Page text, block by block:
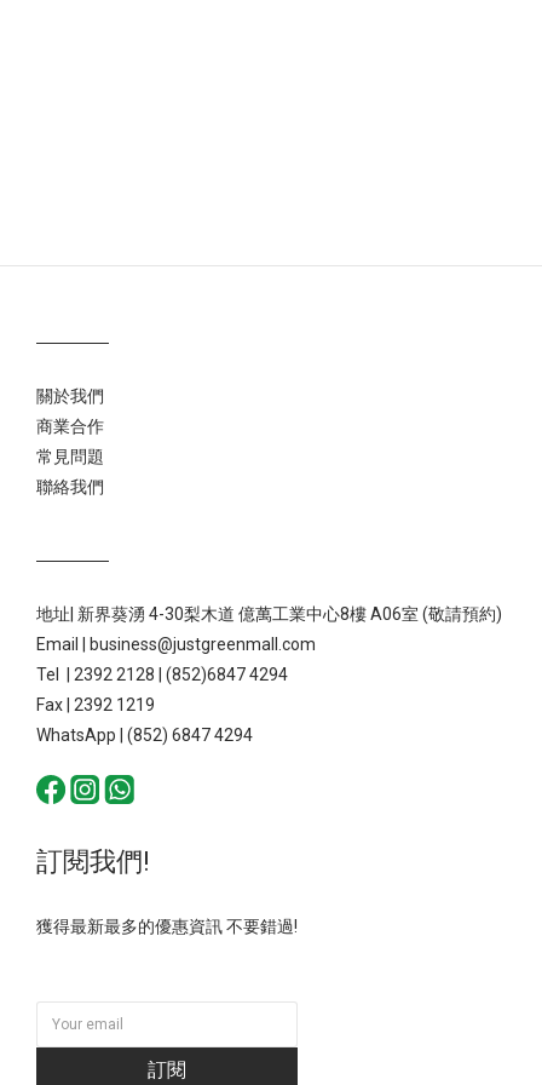
關於我們
商業合作
常見問題
聯絡我們
地址| 新界葵湧 4-30梨木道 億萬工業中心8樓 A06室 (敬請預約)
Email | business@justgreenmall.com
Tel | 2392 2128 | (852)6847 4294
Fax | 2392 1219
WhatsApp | (852) 6847 4294
訂閱我們!
獲得最新最多的優惠資訊 不要錯過!
訂閱